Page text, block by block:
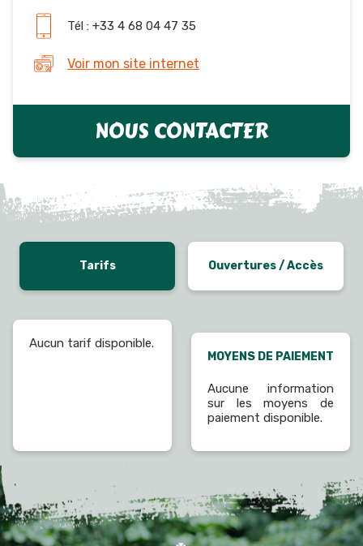
Tél : +33 4 68 04 47 35
Voir mon site internet
NOUS CONTACTER
Tarifs Ouvertures / Accès
Aucun tarif disponible.
MOYENS DE PAIEMENT
Aucune information
sur les moyens de
paiement disponible.